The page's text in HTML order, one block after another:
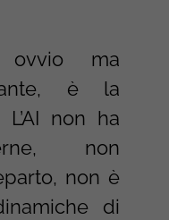
ma
è la
L’AI non ha
non
non è
di